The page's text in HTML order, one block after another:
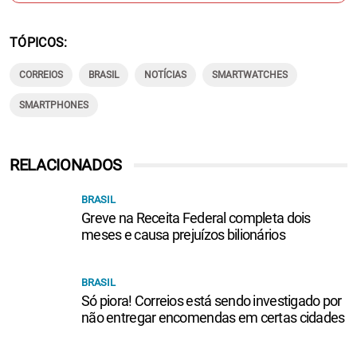
TÓPICOS
CORREIOS BRASIL NOTÍCIAS SMARTWATCHES
SMARTPHONES
RELACIONADOS
BRASIL
Greve na Receita Federal completa dois
meses e causa prejuízos bilionários
BRASIL
Só piora! Correios está sendo investigado por
não entregar encomendas em certas cidades